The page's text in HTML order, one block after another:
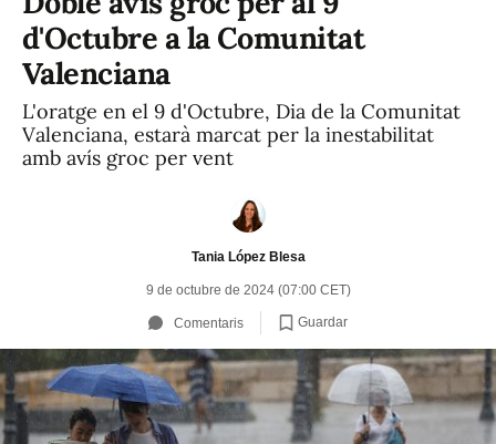
d'Octubre a la Comunitat
Valenciana
L'oratge en el 9 d'Octubre, Dia de la Comunitat
Valenciana, estarà marcat per la inestabilitat
amb avís groc per vent
Tania López Blesa
9 de octubre de 2024 (07:00 CET)
Comentaris Guardar